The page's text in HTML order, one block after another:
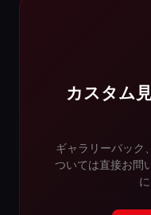
カスタム
ギャラリーパック
ついては直接お問